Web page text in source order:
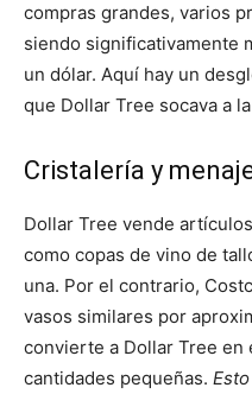
compras grandes, varios
siendo significativamente
un dólar. Aquí hay un
que Dollar Tree socava a
Cristalería y
Dollar Tree vende
como copas de vino de
una. Por el contrario,
vasos similares por
convierte a Dollar Tree en
cantidades pequeñas.